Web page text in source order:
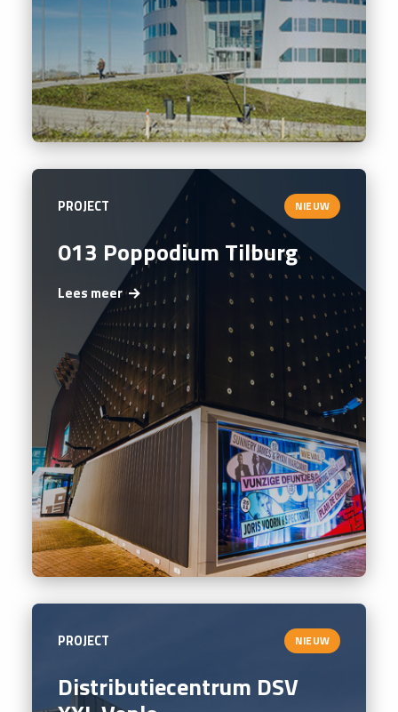
PROJECT NIEUW
013 Poppodium Tilburg
Lees meer
PROJECT NIEUW
Distributiecentrum DSV